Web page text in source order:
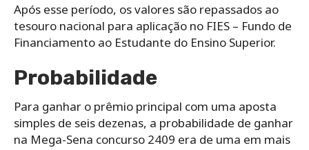
Após esse período, os valores são repassados ao
tesouro nacional para aplicação no FIES – Fundo de
Financiamento ao Estudante do Ensino Superior.
Probabilidade
Para ganhar o prêmio principal com uma aposta
simples de seis dezenas, a probabilidade de ganhar
na Mega-Sena concurso 2409 era de uma em mais